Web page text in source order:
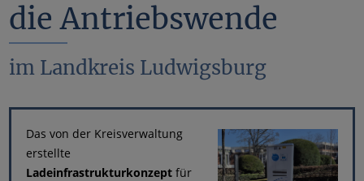
die Antriebswende
im Landkreis Ludwigsburg
Das von der Kreisverwaltung
erstellte
Ladeinfrastrukturkonzept für